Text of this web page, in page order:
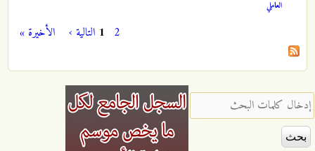
العاملي
الصفحات 1 2 التالية › الأخيرة »
‏إدخال كلمات البحث ‏